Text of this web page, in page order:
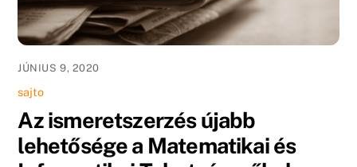
JÚNIUS 9, 2020
sajto
Az ismeretszerzés újabb
lehetősége a Matematikai és